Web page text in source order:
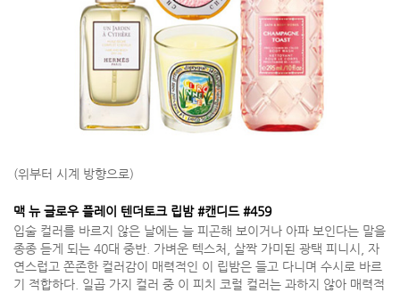
(위부터 시계 방향으로)
맥 뉴 글로우 플레이 텐더토크 립밤 #캔디드 #459
입술 컬러를 바르지 않은 날에는 늘 피곤해 보이거나 아파 보인다는 말을
종종 듣게 되는 40대 중반. 가벼운 텍스처, 살짝 가미된 광택 피니시, 자
연스럽고 쫀존한 컬러감이 매력적인 이 립밤은 들고 다니며 수시로 바르
기 적합하다. 일곱 가지 컬러 중 이 피치 코럴 컬러는 과하지 않아 매력적